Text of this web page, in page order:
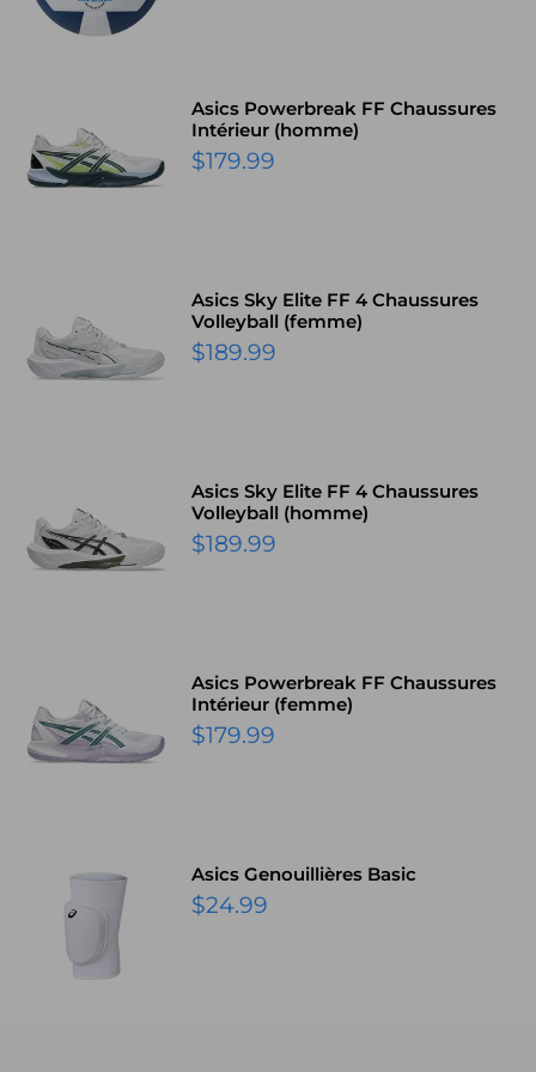
Asics Powerbreak FF Chaussures
Intérieur (homme)
Prix
$179.99
Asics Sky Elite FF 4 Chaussures
Volleyball (femme)
Prix
$189.99
Asics Sky Elite FF 4 Chaussures
Volleyball (homme)
Prix
$189.99
Asics Powerbreak FF Chaussures
Intérieur (femme)
Prix
$179.99
Asics Genouillières Basic
Prix
$24.99